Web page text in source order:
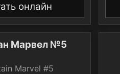
онлайн
Марвел №5
Marvel #5